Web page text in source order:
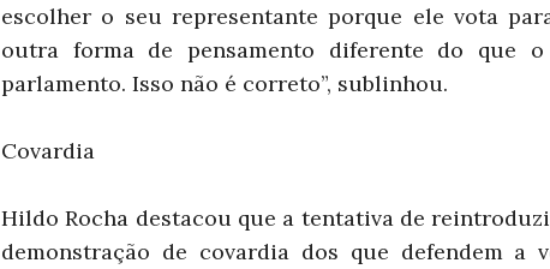
escolher o seu representante porque ele vota
outra forma de pensamento diferente do que
parlamento. Isso não é correto”, sublinhou.
Covardia
Hildo Rocha destacou que a tentativa de
demonstração de covardia dos que defendem a